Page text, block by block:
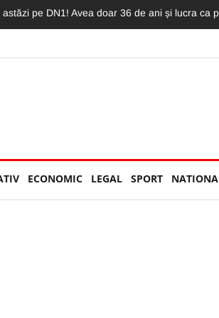
Un biciclist și un BMW, implicați în
ECONOMIC LEGAL SPORT